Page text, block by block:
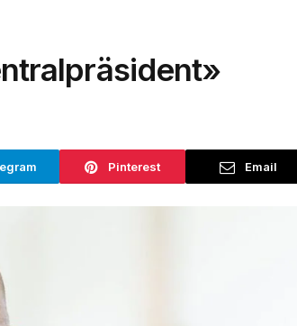
Pinterest Email